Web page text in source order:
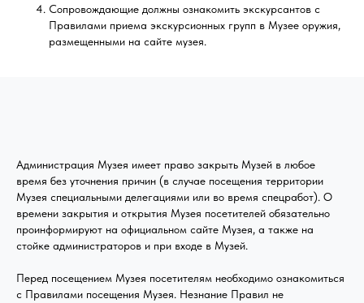
Сопровождающие должны ознакомить экскурсантов с
Правилами приема экскурсионных групп в Музее оружия,
размещенными на сайте музея.
Администрация Музея имеет право закрыть Музей в любое
время без уточнения причин (в случае посещения территории
Музея специальными делегациями или во время спецработ). О
времени закрытия и открытия Музея посетителей обязательно
проинформируют на официальном сайте Музея, а также на
стойке администраторов и при входе в Музей.
Перед посещением Музея посетителям необходимо ознакомиться
с Правилами посещения Музея. Незнание Правил не